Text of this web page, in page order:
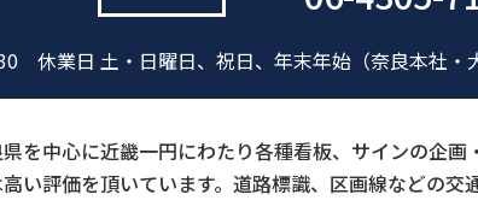
休業日 土・日曜日、祝日、年末年始（奈良本社・
を中心に近畿一円にわたり各種看板、サインの企
い評価を頂いています。道路標識、区画線などの交